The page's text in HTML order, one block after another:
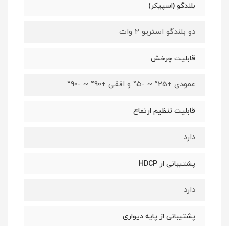
بلندگو (اسپیکر)
دو بلندگو استریو ۲ وات
قابلیت چرخش
عمودی +25° ~ -5° و افقی +90° ~ -90°
قابلیت تنظیم ارتفاع
دارد
پشتیبانی از HDCP
دارد
پشتیبانی از پایه دیواری